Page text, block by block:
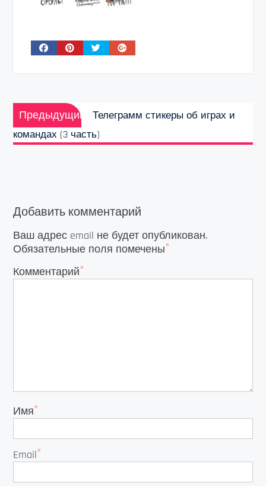
Навигация
по
записям
Предыдущий
Предыдущая
запись:
Телеграмм стикеры об играх и
командах (3 часть)
Добавить комментарий
Ваш адрес email не будет опубликован.
Обязательные поля помечены*
Комментарий*
Имя*
Email*